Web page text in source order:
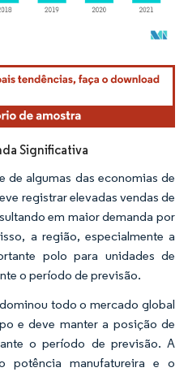
requer atribuição conforme CC BY 4.0.
Significativa
de algumas das economias de
registrar elevadas vendas de
em maior demanda por
a região, especialmente a
polo para unidades de
o período de previsão.
todo o mercado global
e deve manter a posição de
o período de previsão. A
potência manufatureira e o